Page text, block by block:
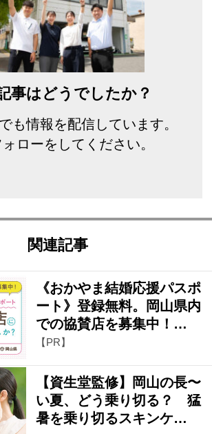
事はどうでしたか？
も情報を配信しています。
ローをしてください。
関連記事
《おかやま結婚応援パスポ
ート》登録無料。岡山県内
での協賛店を募集中！…
【PR】
【資生堂監修】岡山の長〜
い夏、どう乗り切る？ 猛
暑を乗り切るスキンケ…